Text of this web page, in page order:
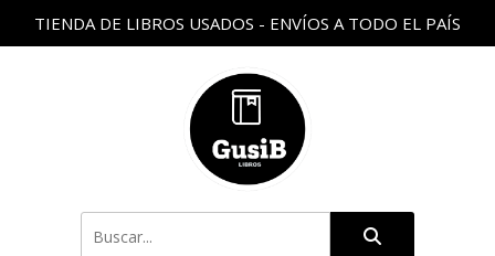
TIENDA DE LIBROS USADOS - ENVÍOS A TODO EL PAÍS